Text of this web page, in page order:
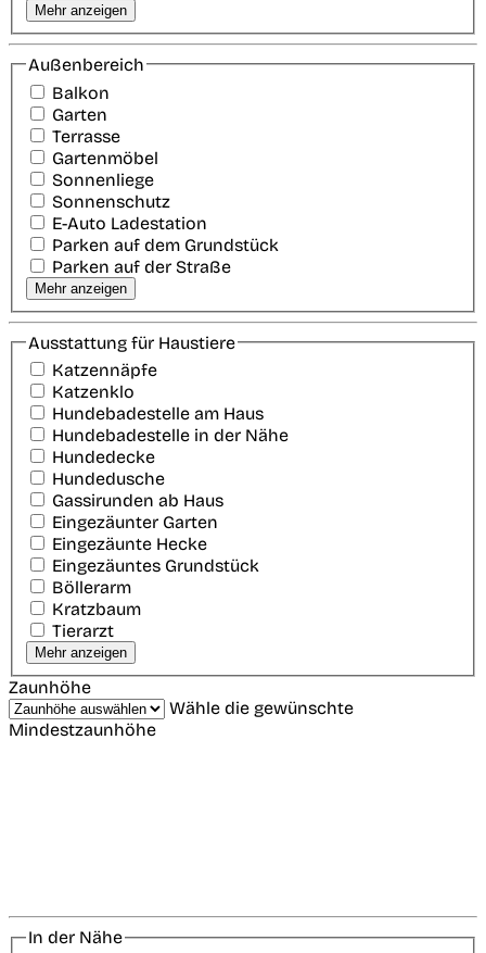
Mehr anzeigen
Außenbereich
Balkon
Garten
Terrasse
Gartenmöbel
Sonnenliege
Sonnenschutz
E-Auto Ladestation
Parken auf dem Grundstück
Parken auf der Straße
Mehr anzeigen
Ausstattung für Haustiere
Katzennäpfe
Katzenklo
Hundebadestelle am Haus
Hundebadestelle in der Nähe
Hundedecke
Hundedusche
Gassirunden ab Haus
Eingezäunter Garten
Eingezäunte Hecke
Eingezäuntes Grundstück
Böllerarm
Kratzbaum
Tierarzt
Mehr anzeigen
Zaunhöhe
Wähle die gewünschte
Mindestzaunhöhe
In der Nähe